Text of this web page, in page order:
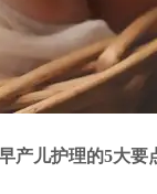
产儿护理的5大要